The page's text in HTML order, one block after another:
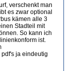
verschenkt man
es zwar optional
kämen alle 3
Stadteil mit
So kann ich
ist.
ja eindeutig